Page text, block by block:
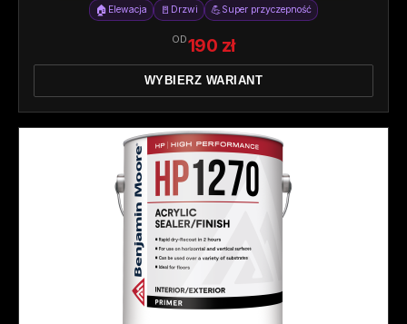
🏠 Elewacja 🚪 Drzwi 💪Super przyczepność
OD190 zł
WYBIERZ WARIANT